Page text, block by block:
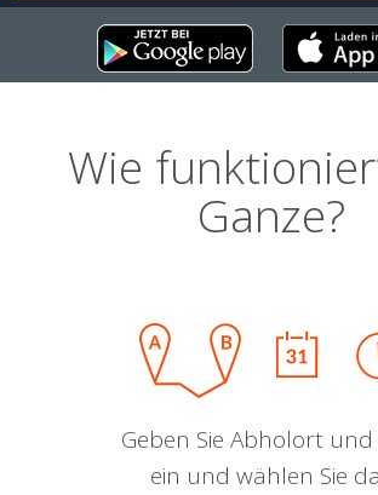
Wie
Ganze?
Geben Sie Abholort und
ein und wählen Sie